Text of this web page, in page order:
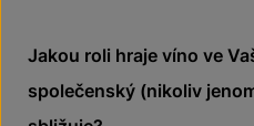
Jakou roli hraje víno ve
společenský (nikoliv